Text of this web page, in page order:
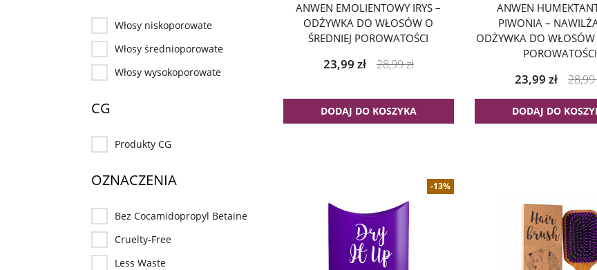
Włosy niskoporowate
Włosy średnioporowate
Włosy wysokoporowate
CG
Produkty CG
OZNACZENIA
Bez Cocamidopropyl Betaine
Cruelty-Free
Less Waste
ANWEN EMOLIENTOWY IRYS –
ODŻYWKA DO WŁOSÓW O
ŚREDNIEJ POROWATOŚCI
23,99 zł 28,99zł
DODAJ DO KOSZYKA
ANWEN
PIWONIA –
ODŻYWKA DO WŁOSÓW
POROWATOŚCI
23,99zł
DODAJ DO
-13%